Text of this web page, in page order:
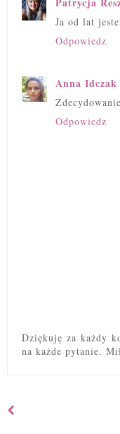
Ja od lat
Odpowiedz
Anna Idczak
Odpowiedz
Dziękuję za każdy
na każde pytanie.